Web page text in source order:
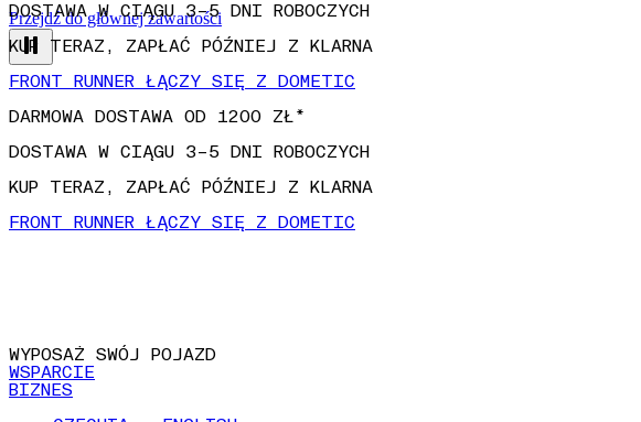
Przejdź do głównej zawartości
DARMOWA DOSTAWA OD 1200 ZŁ*
DOSTAWA W CIĄGU 3–5 DNI ROBOCZYCH
KUP TERAZ, ZAPŁAĆ PÓŹNIEJ Z KLARNA
FRONT RUNNER ŁĄCZY SIĘ Z DOMETIC
DARMOWA DOSTAWA OD 1200 ZŁ*
WYPOSAŻ SWÓJ POJAZD
WSPARCIE
BIZNES